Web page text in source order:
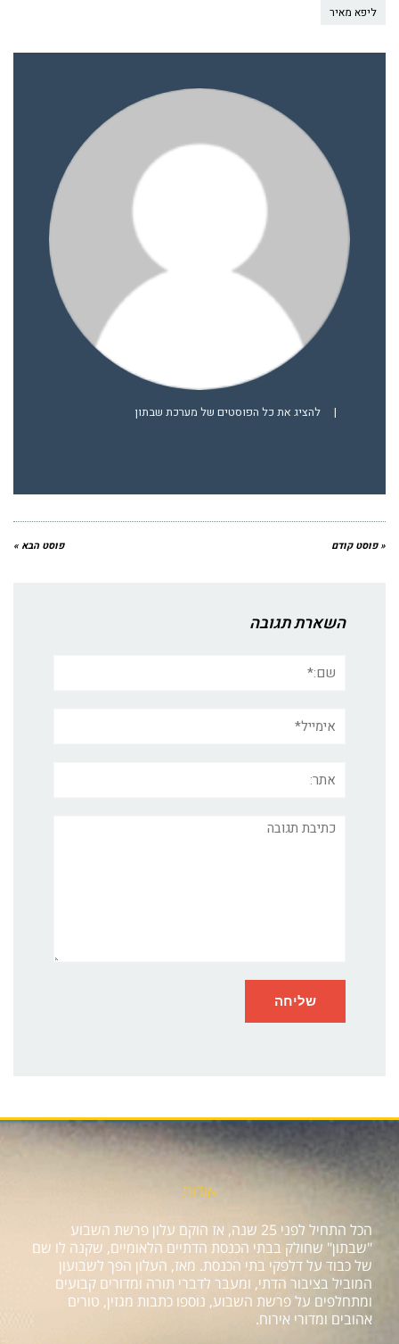
ליפא מאיר
| להציג את כל הפוסטים של מערכת שבתון
« פוסט קודם פוסט הבא »
השארת תגובה
תגובה
אודות
הכל התחיל לפני 25 שנה, אז הוקם עלון פרשת השבוע
"שבתון" שחולק בבתי הכנסת הדתיים הלאומיים, שקנה לו שם
של כבוד על דלפקי בתי הכנסת. מאז, העלון הפך לשבועון
המוביל בציבור הדתי, ומעבר לדברי תורה ומדורים קבועים
ומתחלפים על פרשת השבוע, נוספו כתבות מגזין, טורים
אהובים ומדורי אירוח.